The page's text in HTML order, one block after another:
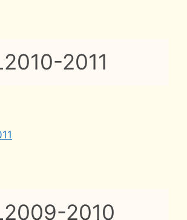
2011
2010